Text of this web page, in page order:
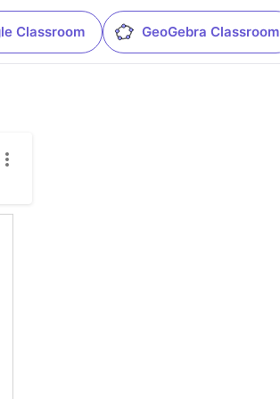
Classroom GeoGebra Classroom